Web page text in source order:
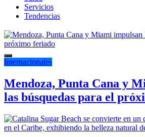
Servicios
Tendencias
Internacionales
Mendoza, Punta Cana y
las búsquedas para el